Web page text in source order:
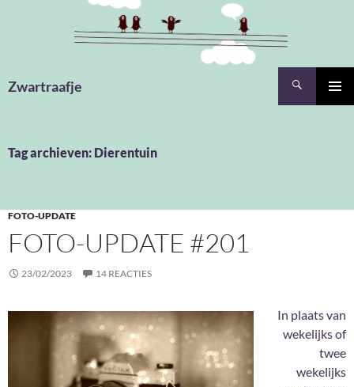
Zwartraafje
Tag archieven: Dierentuin
FOTO-UPDATE
FOTO-UPDATE #201
23/02/2023 14 REACTIES
In plaats van
wekelijks of
twee
wekelijks